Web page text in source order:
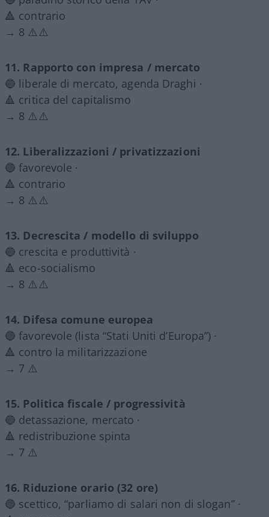
🔺 contrario
→ 8 ⚠️⚠️
11. Rapporto con impresa / mercato
🔵 liberale di mercato, agenda Draghi ·
🔺 critica del capitalismo
→ 8 ⚠️⚠️
12. Liberalizzazioni / privatizzazioni
🔵 favorevole ·
🔺 contrario
→ 8 ⚠️⚠️
13. Decrescita / modello di sviluppo
🔵 crescita e produttività ·
🔺 eco-socialismo
→ 8 ⚠️⚠️
14. Difesa comune europea
🔵 favorevole (lista “Stati Uniti d’Europa”) ·
🔺 contro la militarizzazione
→ 7 ⚠️
15. Politica fiscale / progressività
🔵 detassazione, mercato ·
🔺 redistribuzione spinta
→ 7 ⚠️
16. Riduzione orario (32 ore)
🔵 scettico, “parliamo di salari non di slogan” ·